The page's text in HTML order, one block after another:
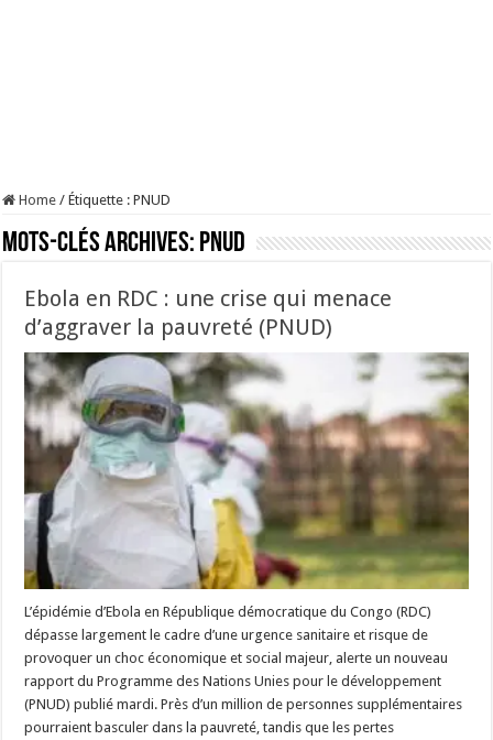
Home / Étiquette :PNUD
Mots-clés Archives: PNUD
Ebola en RDC : une crise qui menace
d’aggraver la pauvreté (PNUD)
L’épidémie d’Ebola en République démocratique du Congo (RDC)
dépasse largement le cadre d’une urgence sanitaire et risque de
provoquer un choc économique et social majeur, alerte un nouveau
rapport du Programme des Nations Unies pour le développement
(PNUD) publié mardi. Près d’un million de personnes supplémentaires
pourraient basculer dans la pauvreté, tandis que les pertes